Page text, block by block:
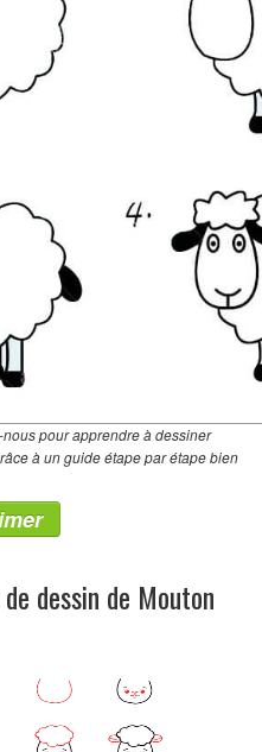
pour apprendre à dessiner
à un guide étape par étape bien
dessin de Mouton